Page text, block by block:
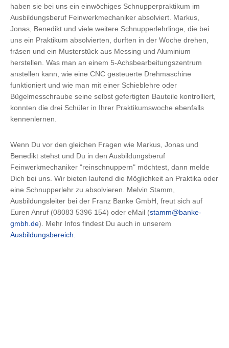
haben sie bei uns ein einwöchiges Schnupperpraktikum im
Ausbildungsberuf Feinwerkmechaniker absolviert. Markus,
Jonas, Benedikt und viele weitere Schnupperlehrlinge, die bei
uns ein Praktikum absolvierten, durften in der Woche drehen,
fräsen und ein Musterstück aus Messing und Aluminium
herstellen. Was man an einem 5-Achsbearbeitungszentrum
anstellen kann, wie eine CNC gesteuerte Drehmaschine
funktioniert und wie man mit einer Schieblehre oder
Bügelmesschraube seine selbst gefertigten Bauteile kontrolliert,
konnten die drei Schüler in Ihrer Praktikumswoche ebenfalls
kennenlernen.
Wenn Du vor den gleichen Fragen wie Markus, Jonas und
Benedikt stehst und Du in den Ausbildungsberuf
Feinwerkmechaniker "reinschnuppern" möchtest, dann melde
Dich bei uns. Wir bieten laufend die Möglichkeit an Praktika oder
eine Schnupperlehr zu absolvieren. Melvin Stamm,
Ausbildungsleiter bei der Franz Banke GmbH, freut sich auf
Euren Anruf (08083 5396 154) oder eMail (stamm@banke-
gmbh.de). Mehr Infos findest Du auch in unserem
Ausbildungsbereich